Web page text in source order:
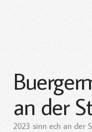
an der
2023 sinn ech an der